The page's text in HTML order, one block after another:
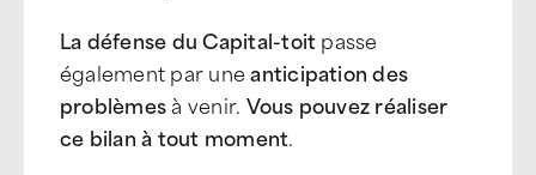
La défense du Capital-toitpasse
également par uneanticipation des
problèmesà venir. Vous pouvez réaliser
ce bilan à tout moment.